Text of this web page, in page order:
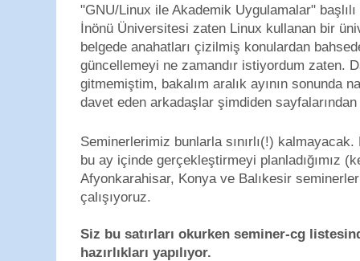
"GNU/Linux ile Akademik Uygulamalar"
İnönü Üniversitesi zaten Linux kullanan bir
belgede anahatları çizilmiş konulardan
güncellemeyi ne zamandır istiyordum zaten.
gitmemiştim, bakalım aralık ayının sonunda
davet eden arkadaşlar şimdiden
Seminerlerimiz bunlarla sınırlı(!)
bu ay içinde gerçekleştirmeyi planladığımız
Afyonkarahisar, Konya ve Balıkesir
çalışıyoruz.
Siz bu satırları okurken seminer-cg
hazırlıkları yapılıyor.